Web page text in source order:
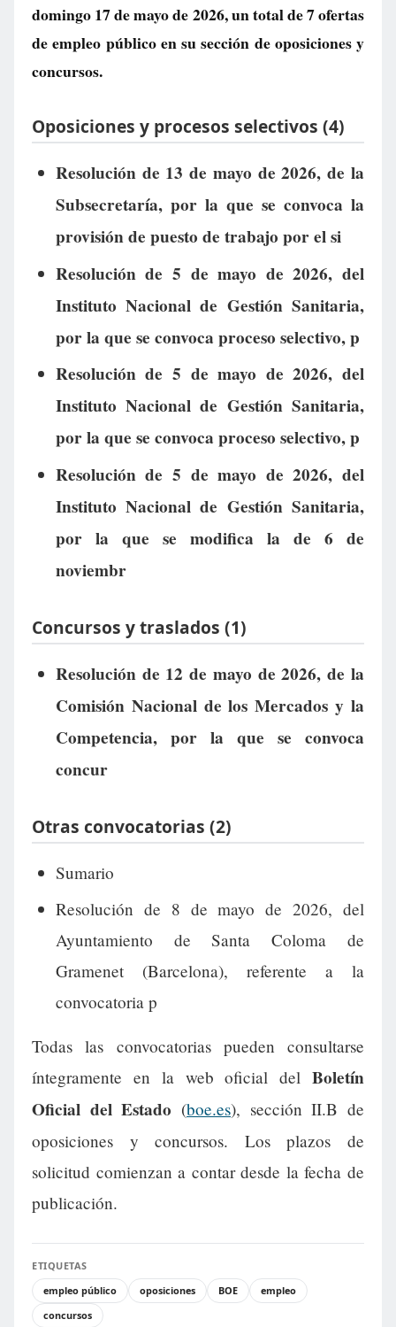
domingo 17 de mayo de 2026, un total de7 ofertas
de empleo públicoen su sección de oposiciones y
concursos.
Oposiciones y procesos selectivos (4)
Resolución de 13 de mayo de 2026, de la
Subsecretaría, por la que se convoca la
provisión de puesto de trabajo por el si
Resolución de 5 de mayo de 2026, del
Instituto Nacional de Gestión Sanitaria,
por la que se convoca proceso selectivo, p
Resolución de 5 de mayo de 2026, del
Instituto Nacional de Gestión Sanitaria,
por la que se convoca proceso selectivo, p
Resolución de 5 de mayo de 2026, del
Instituto Nacional de Gestión Sanitaria,
por la que se modifica la de 6 de
noviembr
Concursos y traslados (1)
Resolución de 12 de mayo de 2026, de la
Comisión Nacional de los Mercados y la
Competencia, por la que se convoca
concur
Otras convocatorias (2)
Sumario
Resolución de 8 de mayo de 2026, del
Ayuntamiento de Santa Coloma de
Gramenet (Barcelona), referente a la
convocatoria p
Todas las convocatorias pueden consultarse
íntegramente en la web oficial del Boletín
Oficial del Estado (boe.es), sección II.B de
oposiciones y concursos. Los plazos de
solicitud comienzan a contar desde la fecha de
publicación.
ETIQUETAS
empleo público
oposiciones BOE
empleo
concursos